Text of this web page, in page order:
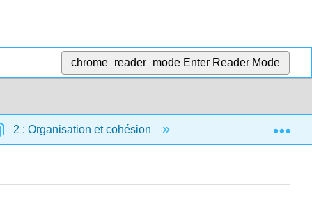
chrome_reader_mode Enter Reader Mode
2 : Organisation et cohésion 2.14 : Plats à